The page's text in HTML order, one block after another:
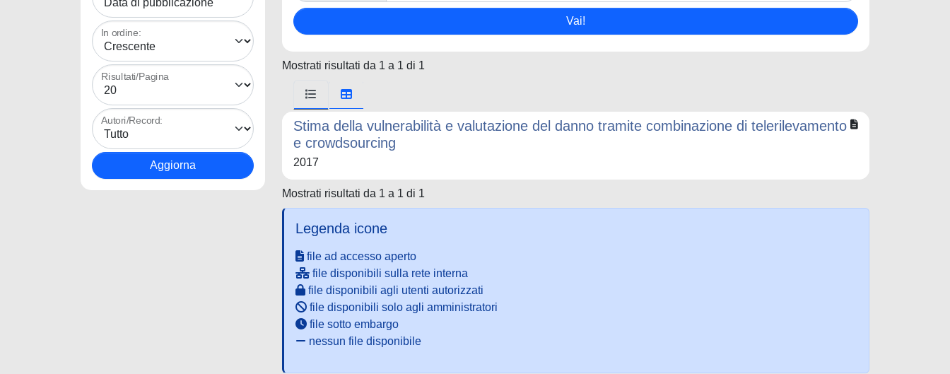
In ordine:
Risultati/Pagina
Autori/Record:
Mostrati risultati da 1 a 1 di 1
Stima della vulnerabilità e valutazione del danno tramite combinazione di telerilevamento
e crowdsourcing
2017
Mostrati risultati da 1 a 1 di 1
Legenda icone
file ad accesso aperto
file disponibili sulla rete interna
file disponibili agli utenti autorizzati
file disponibili solo agli amministratori
file sotto embargo
nessun file disponibile